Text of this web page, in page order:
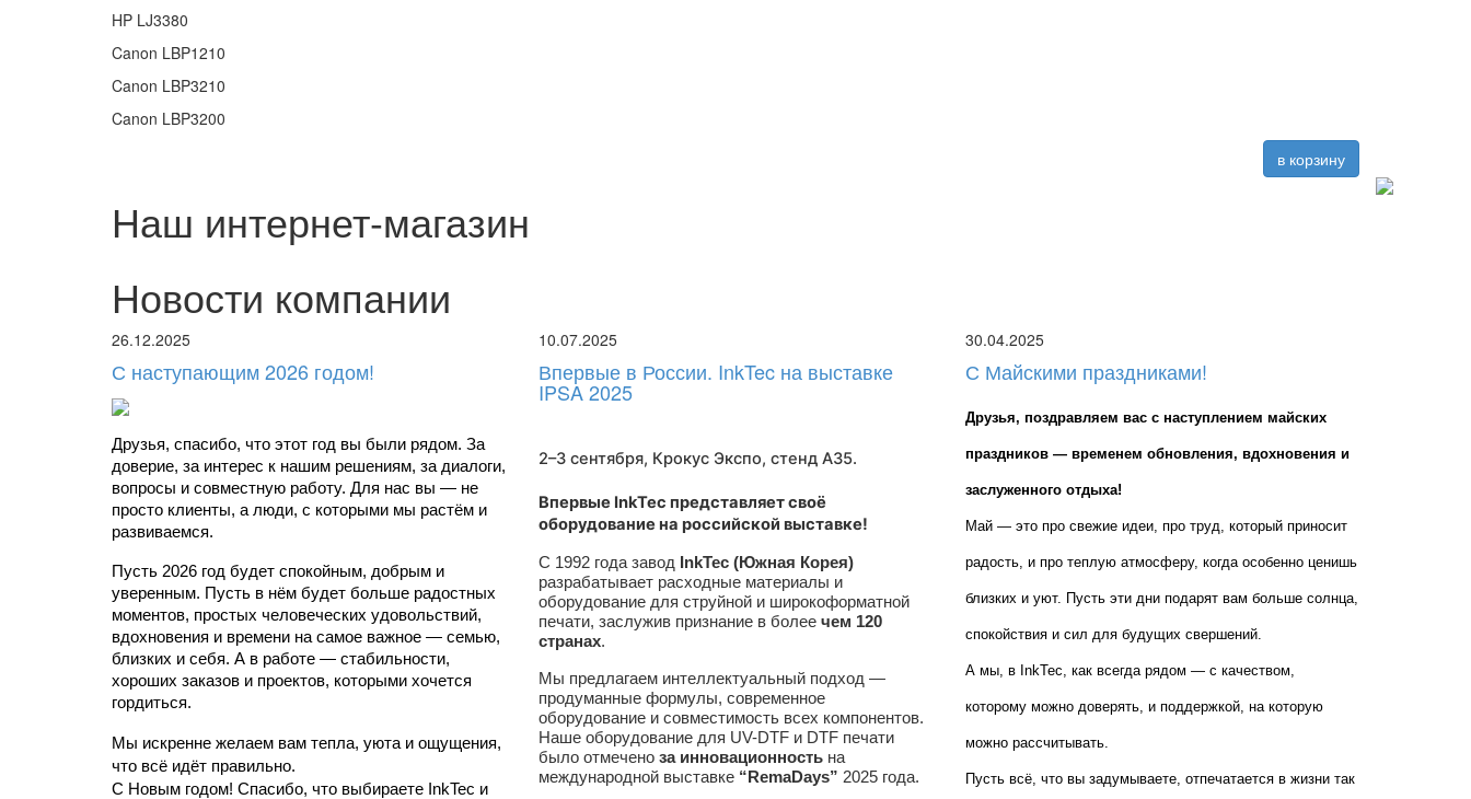
HP LJ3380
Canon LBP1210
Canon LBP3210
Canon LBP3200
в корзину
Наш интернет-магазин
Новости компании
26.12.2025
С наступающим 2026 годом!
Друзья, спасибо, что этот год вы были рядом. За
доверие, за интерес к нашим решениям, за диалоги,
вопросы и совместную работу. Для нас вы — не
просто клиенты, а люди, с которыми мы растём и
развиваемся.
Пусть 2026 год будет спокойным, добрым и
уверенным. Пусть в нём будет больше радостных
моментов, простых человеческих удовольствий,
вдохновения и времени на самое важное — семью,
близких и себя. А в работе — стабильности,
хороших заказов и проектов, которыми хочется
гордиться.
Мы искренне желаем вам тепла, уюта и ощущения,
что всё идёт правильно.
С Новым годом! Спасибо, что выбираете InkTec и
10.07.2025
Впервые в России. InkTec на выставке
IPSA 2025
2–3 сентября, Крокус Экспо, стенд A35.
Впервые InkTec представляет своё
оборудование на российской выставке!
С 1992 года завод InkTec (Южная Корея)
разрабатывает расходные материалы и
оборудование для струйной и широкоформатной
печати, заслужив признание в более чем 120
странах.
Мы предлагаем интеллектуальный подход —
продуманные формулы, современное
оборудование и совместимость всех компонентов.
Наше оборудование для UV-DTF и DTF печати
было отмечено за инновационность на
международной выставке “RemaDays” 2025 года.
30.04.2025
С Майскими праздниками!
Друзья, поздравляем вас с наступлением майских
праздников — временем обновления, вдохновения и
заслуженного отдыха!
Май — это про свежие идеи, про труд, который приносит
радость, и про теплую атмосферу, когда особенно ценишь
близких и уют. Пусть эти дни подарят вам больше солнца,
спокойствия и сил для будущих свершений.
А мы, в InkTec, как всегда рядом — с качеством,
которому можно доверять, и поддержкой, на которую
можно рассчитывать.
Пусть всё, что вы задумываете, отпечатается в жизни так